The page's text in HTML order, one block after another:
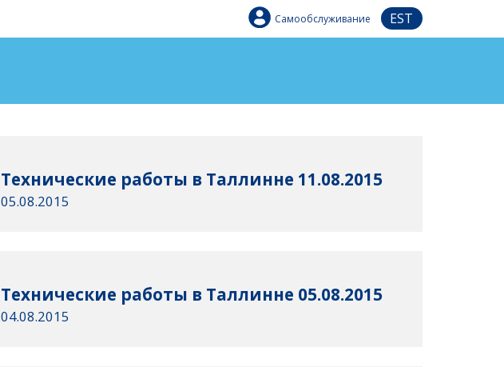
Самообслуживание EST
Технические работы в Таллинне 11.08.2015
05.08.2015
Технические работы в Таллинне 05.08.2015
04.08.2015